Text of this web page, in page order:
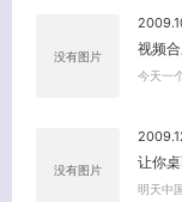
没有图片 视频
今天一
没有图片 让你
明天中